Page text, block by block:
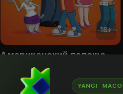
18+
Американский папаша
YANGI ·